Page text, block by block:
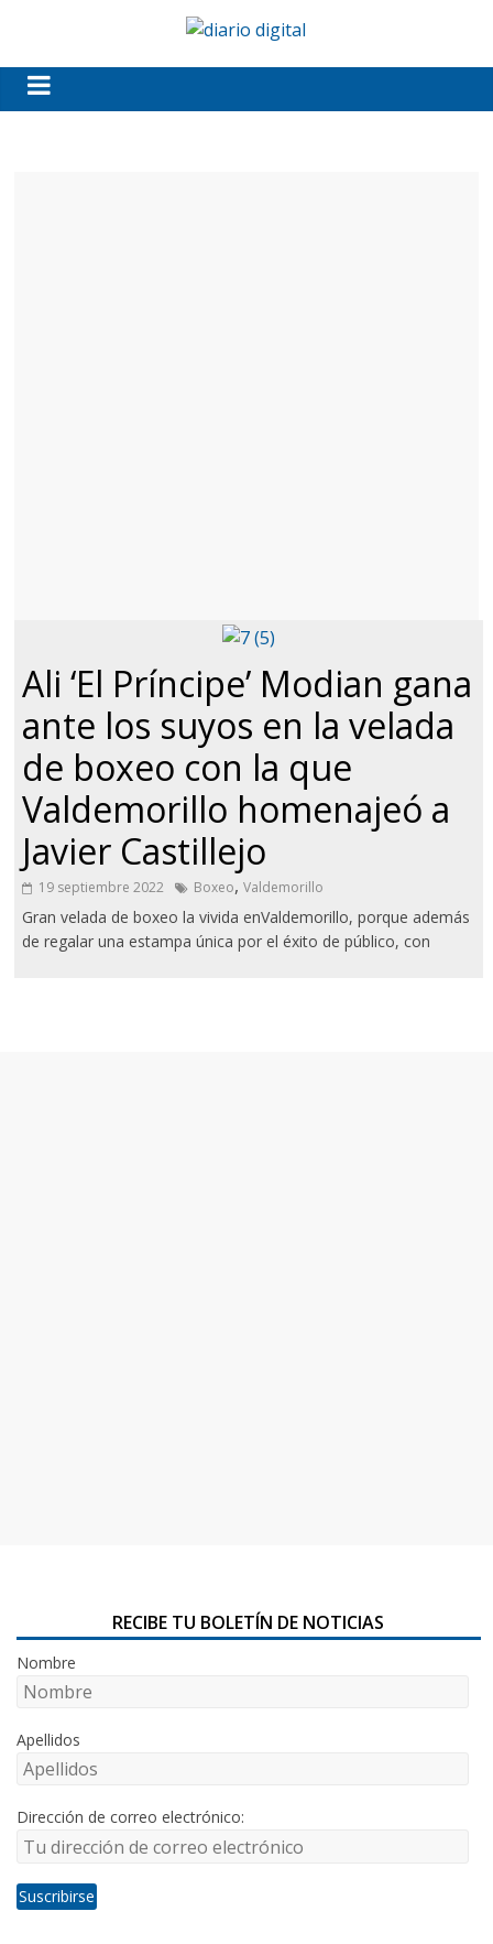
Ali ‘El Príncipe’ Modian gana
ante los suyos en la velada
de boxeo con la que
Valdemorillo homenajeó a
Javier Castillejo
19 septiembre 2022 Boxeo,Valdemorillo
Gran velada de boxeo la vivida enValdemorillo, porque además
de regalar una estampa única por el éxito de público, con
RECIBE TU BOLETÍN DE NOTICIAS
Nombre
Apellidos
Dirección de correo electrónico: